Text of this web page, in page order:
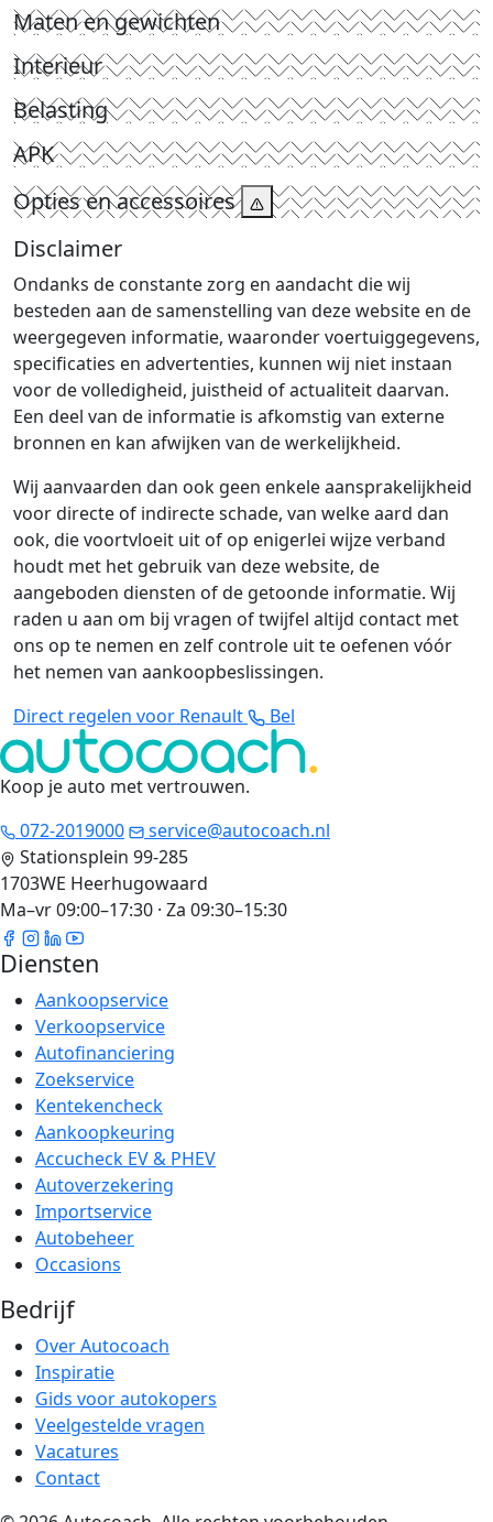
Maten en gewichten
Interieur
Belasting
APK
Opties en accessoires
Disclaimer
Ondanks de constante zorg en aandacht die wij
besteden aan de samenstelling van deze website en de
weergegeven informatie, waaronder voertuiggegevens,
specificaties en advertenties, kunnen wij niet instaan
voor de volledigheid, juistheid of actualiteit daarvan.
Een deel van de informatie is afkomstig van externe
bronnen en kan afwijken van de werkelijkheid.
Wij aanvaarden dan ook geen enkele aansprakelijkheid
voor directe of indirecte schade, van welke aard dan
ook, die voortvloeit uit of op enigerlei wijze verband
houdt met het gebruik van deze website, de
aangeboden diensten of de getoonde informatie. Wij
raden u aan om bij vragen of twijfel altijd contact met
ons op te nemen en zelf controle uit te oefenen vóór
het nemen van aankoopbeslissingen.
Direct regelen voor Renault
Bel
Koop je auto met vertrouwen.
072-2019000
service@autocoach.nl
Stationsplein 99-285
1703WE Heerhugowaard
Ma–vr 09:00–17:30 · Za 09:30–15:30
Diensten
Aankoopservice
Verkoopservice
Autofinanciering
Zoekservice
Kentekencheck
Aankoopkeuring
Accucheck EV & PHEV
Autoverzekering
Importservice
Autobeheer
Occasions
Bedrijf
Over Autocoach
Inspiratie
Gids voor autokopers
Veelgestelde vragen
Vacatures
Contact